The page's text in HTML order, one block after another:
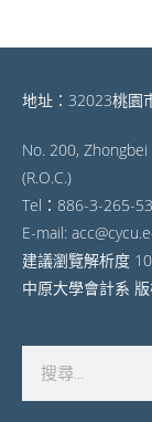
地址：32023桃園
No. 200, Zhongbei
(R.O.C.)
Tel：886-3-265-
E-mail:
建議瀏覽解析度
中原大學會計系